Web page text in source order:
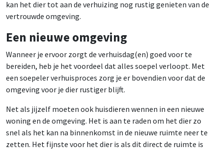
kan het dier tot aan de verhuizing nog rustig genieten van de
vertrouwde omgeving.
Een nieuwe omgeving
Wanneer je ervoor zorgt de verhuisdag(en) goed voor te
bereiden, heb je het voordeel dat alles soepel verloopt. Met
een soepeler verhuisproces zorg je er bovendien voor dat de
omgeving voor je dier rustiger blijft.
Net als jijzelf moeten ook huisdieren wennen in een nieuwe
woning en de omgeving. Het is aan te raden om het dier zo
snel als het kan na binnenkomst in de nieuwe ruimte neer te
zetten. Het fijnste voor het dier is als dit direct de ruimte is